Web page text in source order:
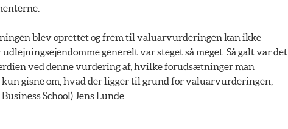
blev oprettet og frem til valuarvurderingen kan ikke
generelt var steget så meget. Så galt var det
ved denne vurdering af, hvilke forudsætninger man
kun gisne om, hvad der ligger til grund for valuarvurderingen,
School) Jens Lunde.